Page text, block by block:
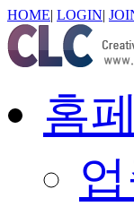
HOME| LOGIN|
홈